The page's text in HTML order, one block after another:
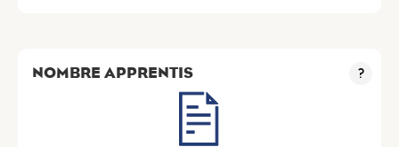
NOMBRE APPRENTIS ?